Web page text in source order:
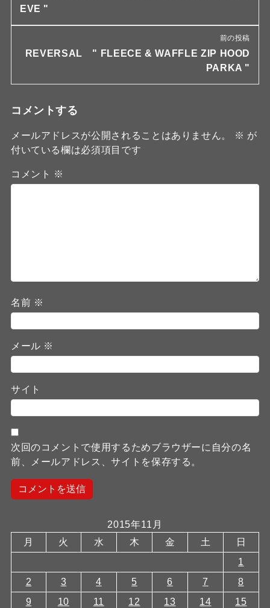
EVE "
前の投稿
REVERSAL " FLEECE & WAFFLE ZIP HOOD
PARKA "
コメントする
メールアドレスが公開されることはありません。 ※ が
付いている欄は必須項目です
コメント ※
名前 ※
メール ※
サイト
次回のコメントで使用するためブラウザーに自分の名
前、メールアドレス、サイトを保存する。
2015年11月
月
火 水 木 金 土
日
1
2
3 4 5 6 7
8
9
10 11 12 13 14 15